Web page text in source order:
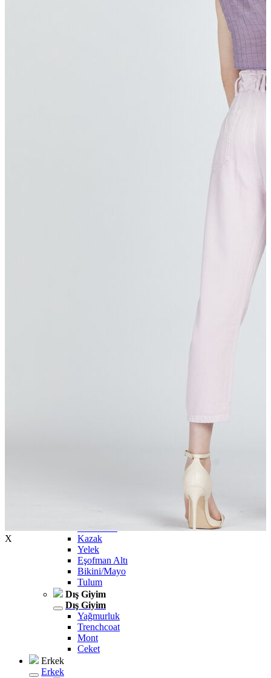
Kazak
Yelek
Eşofman Altı
Bikini/Mayo
Tulum
Dış Giyim
Dış Giyim
Yağmurluk
Trenchcoat
Mont
Ceket
Erkek
Erkek
X